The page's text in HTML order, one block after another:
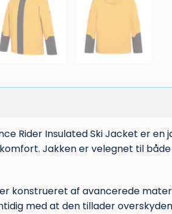
Rider Insulated Ski Jacket er
Jakken er velegnet til
konstrueret af avancerede
med at den tillader